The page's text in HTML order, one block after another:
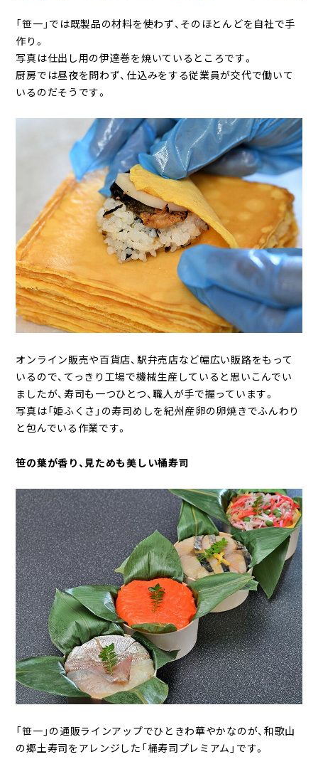
「笹一」では既製品の材料を使わず、そのほとんどを自社で手
作り。
写真は仕出し用の伊達巻を焼いているところです。
厨房では昼夜を問わず、仕込みをする従業員が交代で働いて
いるのだそうです。
オンライン販売や百貨店、駅弁売店など幅広い販路をもって
いるので、てっきり工場で機械生産していると思いこんでい
ましたが、寿司も一つひとつ、職人が手で握っています。
写真は「姫ふくさ」の寿司めしを紀州産卵の卵焼きでふんわり
と包んでいる作業です。
笹の葉が香り、見ためも美しい桶寿司
「笹一」の通販ラインアップでひときわ華やかなのが、和歌山
の郷土寿司をアレンジした「桶寿司プレミアム」です。